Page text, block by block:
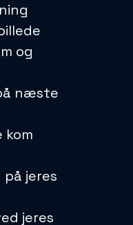
og
næste
kom
jeres
jeres